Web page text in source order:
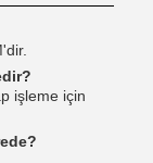
işleme için